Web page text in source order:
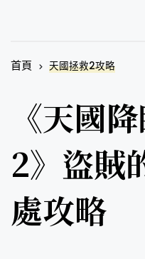
首頁 天國拯救2攻略
《天國
2》盜賊
處攻略